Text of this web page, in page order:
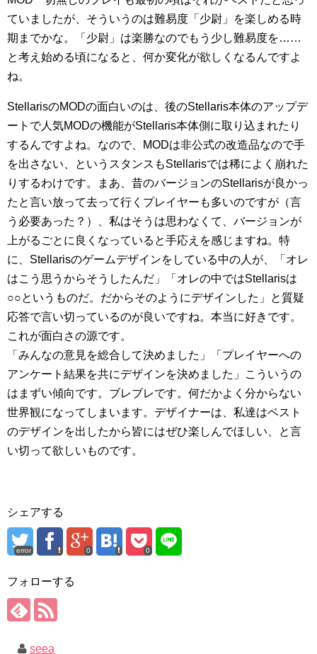
ていましたが、そういうのは難易度「少尉」を楽しめる時
期までかな。「少尉」は楽勝なのでもう少し難易度を……
と考え始める頃になると、何か変化が欲しくなるんですよ
ね。
StellarisのMODの面白いのは、後のStellaris本体のアップデ
ートで人気MODの機能がStellaris本体側に取り込まれたり
するんですよね。なので、MODは非公式の改造品なので手
を出さない、というスタンスもStellarisでは稀によく崩れた
りするわけです。まあ、昔のバージョンのStellarisが良かっ
たと言い放って去って行くプレイヤーも多いのですが（言
う必要あった？）、私はそうは思わなくて、バージョンが
上がるごとに良くなっていると手応えを感じますね。特
に、Stellarisのゲームデザインをしている中の人が、「オレ
はこう思うからそうしたんだ」「オレの中ではStellarisは
○○というものだ。だからそのようにデザインした」と質疑
応答で言い切っているのが良いですね。本当に好きです。
これが面白さの源です。
「みんなの意見を総合して決めました」「プレイヤーへの
アンケート結果を共にデザインを決めました」こういうの
はまずい傾向です。ブレブレです。何だかよく分からない
世界観になってしまいます。デザイナーは、私達はベスト
のデザインを出したから皆にはぜひ楽しんでほしい、と言
い切って欲しいものです。
シェアする
error 0 0
フォローする
seea